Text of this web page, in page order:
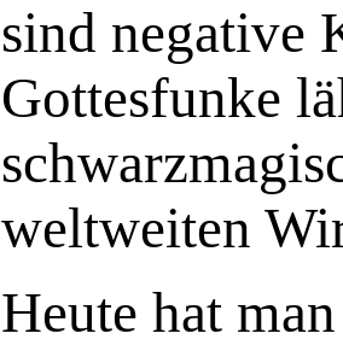
sind negative
Gottesfunke
weltweiten
Heute hat